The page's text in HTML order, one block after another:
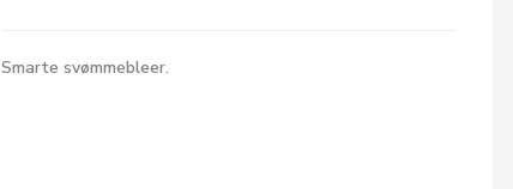
Smarte svømmebleer.